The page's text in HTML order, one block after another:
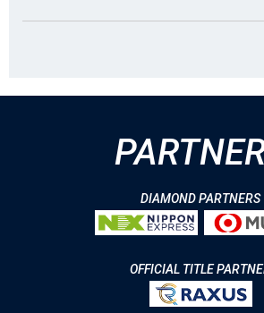
DIAMOND PARTNERS
OFFICIAL TITLE